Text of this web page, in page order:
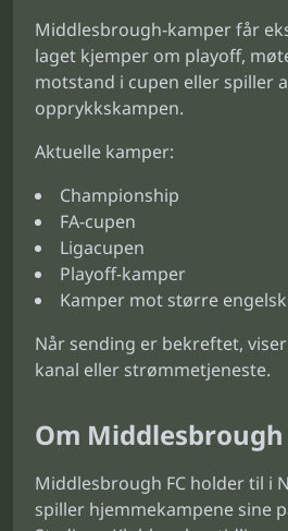
Middlesbrough-kamper får
laget kjemper om playoff,
motstand i cupen eller spiller
opprykkskampen.
Aktuelle kamper:
Championship
FA-cupen
Ligacupen
Playoff-kamper
Kamper mot større
Når sending er bekreftet,
kanal eller strømmetjeneste.
Om Middlesbrough
Middlesbrough FC holder til i
spiller hjemmekampene sine